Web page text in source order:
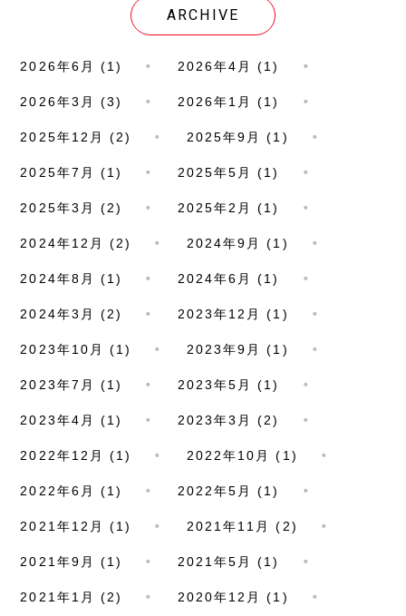
ARCHIVE
2026年6月 (1) 2026年4月 (1)
2026年3月 (3) 2026年1月 (1)
2025年12月 (2) 2025年9月 (1)
2025年7月 (1) 2025年5月 (1)
2025年3月 (2) 2025年2月 (1)
2024年12月 (2) 2024年9月 (1)
2024年8月 (1) 2024年6月 (1)
2024年3月 (2) 2023年12月 (1)
2023年10月 (1) 2023年9月 (1)
2023年7月 (1) 2023年5月 (1)
2023年4月 (1) 2023年3月 (2)
2022年12月 (1) 2022年10月 (1)
2022年6月 (1) 2022年5月 (1)
2021年12月 (1) 2021年11月 (2)
2021年9月 (1) 2021年5月 (1)
2021年1月 (2) 2020年12月 (1)